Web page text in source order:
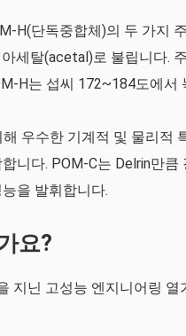
H(단독중합체)의 두 가지
세탈(acetal)로 불립니다.
H는 섭씨 172~184도에서
우수한 기계적 및 물리적
니다. POM-C는 Delrin만
을 발휘합니다.
요?
지닌 고성능 엔지니어링 열